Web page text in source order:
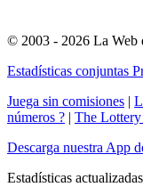
© 2003 - 2026 La Web
Estadísticas conjuntas
Juega sin comisiones |
números ? | The
Descarga nuestra App
Estadísticas